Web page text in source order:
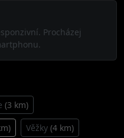
Procházej
(3 km)
Věžky (4 km)